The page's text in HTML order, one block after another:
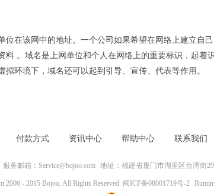
在该网中的地址。一个公司如果希望在网络上建立自
。域名是上网单位和个人在网络上的重要标识，起
环境下，域名还可以起到引导、宣传、代表等作用。
付款方式 资讯中心 帮助中心 联系我们
服务邮箱：Service@bojoo.com 地址：福建省厦门市湖里区台湾街
2006 - 2015 Bojoo, All Rights Reserved. 闽ICP备08001719号-2